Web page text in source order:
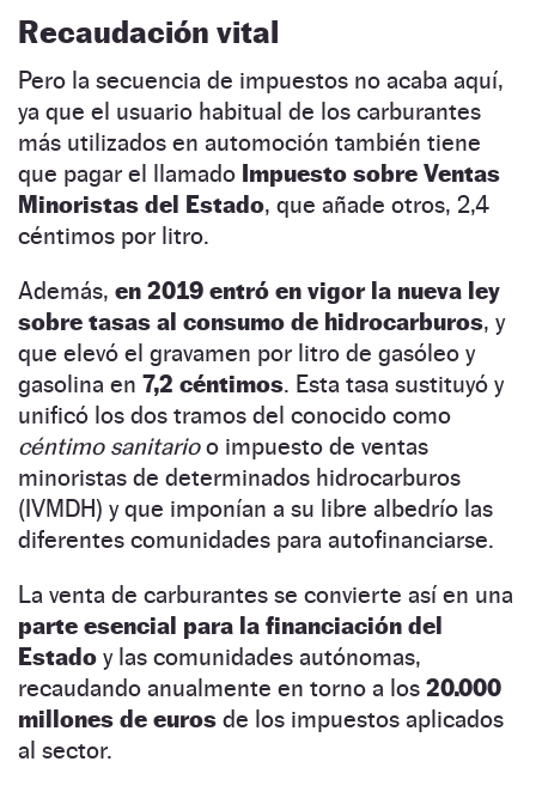
Recaudación vital
Pero la secuencia de impuestos no acaba aquí,
ya que el usuario habitual de los carburantes
más utilizados en automoción también tiene
que pagar el llamado Impuesto sobre Ventas
Minoristas del Estado, que añade otros, 2,4
céntimos por litro.
Además, en 2019 entró en vigor la nueva ley
sobre tasas al consumo de hidrocarburos, y
que elevó el gravamen por litro de gasóleo y
gasolina en 7,2 céntimos. Esta tasa sustituyó y
unificó los dos tramos del conocido como
céntimo sanitarioo impuesto de ventas
minoristas de determinados hidrocarburos
(IVMDH) y que imponían a su libre albedrío las
diferentes comunidades para autofinanciarse.
La venta de carburantes se convierte así en una
parte esencial para la financiación del
Estado y las comunidades autónomas,
recaudando anualmente en torno a los 20.000
millones de euros de los impuestos aplicados
al sector.